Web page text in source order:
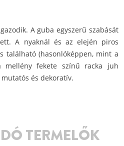
A guba egyszerű szabását
A nyaknál és az elején piros
található (hasonlóképpen, mint a
mellény fekete színű racka juh
és dekoratív.
TERMELŐK